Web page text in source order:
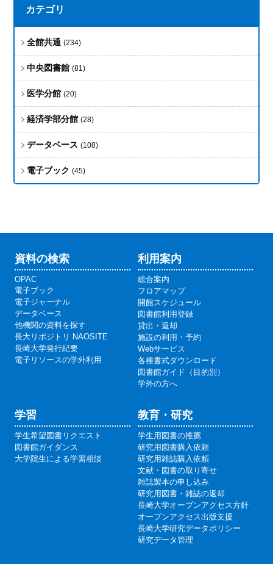
カテゴリ
全館共通(234)
中央図書館(81)
医学分館(20)
経済学部分館(28)
データベース(108)
電子ブック(45)
資料の検索
OPAC
電子ブック
電子ジャーナル
データベース
他機関の資料を探す
長大リポジトリ NAOSITE
長崎大学発行紀要
電子リソースの学外利用
利用案内
総合案内
フロアマップ
開館スケジュール
図書館利用登録
貸出・返却
施設の利用・予約
Webサービス
各種書式ダウンロード
図書館ガイド（目的別）
学外の方へ
学習
学生希望図書リクエスト
図書館ガイダンス
大学院生による学習相談
教育・研究
学生用図書の推薦
研究用図書購入依頼
研究用雑誌購入依頼
文献・図書の取り寄せ
雑誌製本の申し込み
研究用図書・雑誌の返却
長崎大学オープンアクセス方針
オープンアクセス出版支援
長崎大学研究データポリシー
研究データ管理